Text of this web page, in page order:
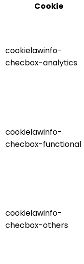
Cookie
cookielawinfo-
checbox-analytics
cookielawinfo-
checbox-functional
cookielawinfo-
checbox-others